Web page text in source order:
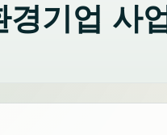
경기업 사